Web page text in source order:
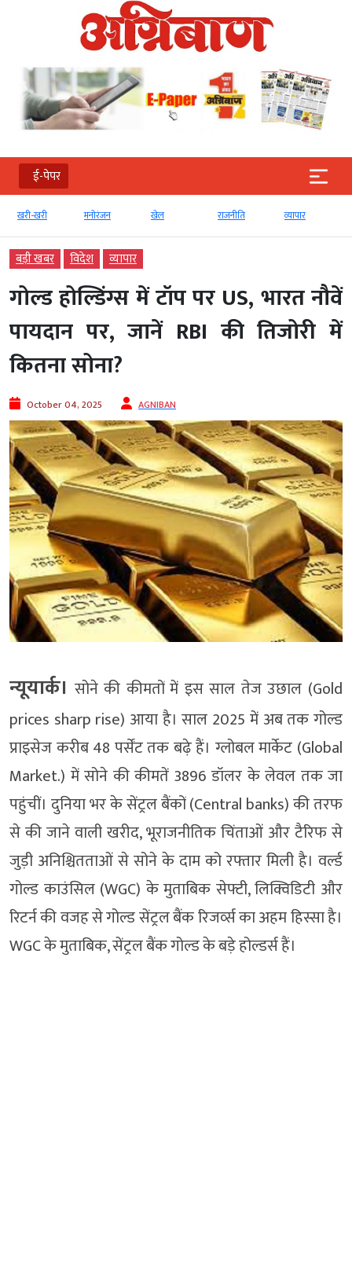
ई-पेपर
खरी-खरी मनोरंजन खेल राजनीति व्‍यापार
बड़ी खबर विदेश व्‍यापार
गोल्ड होल्डिंग्स में टॉप पर US, भारत नौवें
पायदान पर, जानें RBI की तिजोरी में
कितना सोना?
October 04, 2025 AGNIBAN
न्यूयार्क। सोने की कीमतों में इस साल तेज उछाल (Gold
prices sharp rise) आया है। साल 2025 में अब तक गोल्ड
प्राइसेज करीब 48 पर्सेंट तक बढ़े हैं। ग्लोबल मार्केट (Global
Market.) में सोने की कीमतें 3896 डॉलर के लेवल तक जा
पहुंचीं। दुनिया भर के सेंट्रल बैंकों (Central banks) की तरफ
से की जाने वाली खरीद, भूराजनीतिक चिंताओं और टैरिफ से
जुड़ी अनिश्चितताओं से सोने के दाम को रफ्तार मिली है। वर्ल्ड
गोल्ड काउंसिल (WGC) के मुताबिक सेफ्टी, लिक्विडिटी और
रिटर्न की वजह से गोल्ड सेंट्रल बैंक रिजर्व्स का अहम हिस्सा है।
WGC के मुताबिक, सेंट्रल बैंक गोल्ड के बड़े होल्डर्स हैं।